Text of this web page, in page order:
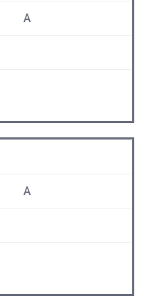
A
A